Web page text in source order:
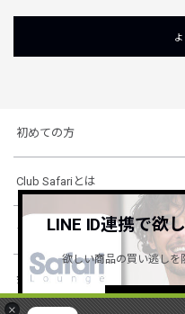
×
初めての方
Club Safariとは
ショッピングガイド
会社概要・規約
LINE ID連携で欲
欲しい商品の買い逃しを
詳し